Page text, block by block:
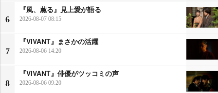
6
『風、薫る』見上愛が語る
2026-08-07 08:15
7
『VIVANT』まさかの活躍
2026-08-06 14:20
8
『VIVANT』俳優がツッコミの声
2026-08-06 09:20